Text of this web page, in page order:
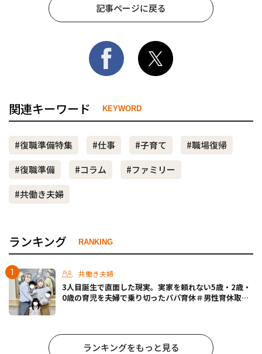
記事ページに戻る
関連キーワード KEYWORD
#復職準備特集 #仕事 #子育て
#職場復帰
#復職準備
#コラム
#ファミリー
#共働き夫婦
ランキング RANKING
共働き夫婦
3人目誕生で直面した現実。実家を頼れない5歳・2歳・
0歳の育児を夫婦で乗り切ったパパ育休＃男性育休取っ
ランキングをもっと見る